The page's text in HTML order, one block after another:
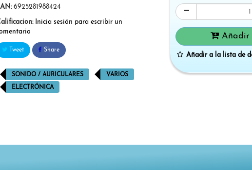
6925281988424
Inicia sesión para escribir un
Tweet Share
SONIDO / AURICULARES VARIOS
ELECTRÓNICA
Añadir
Añadir a la lista de